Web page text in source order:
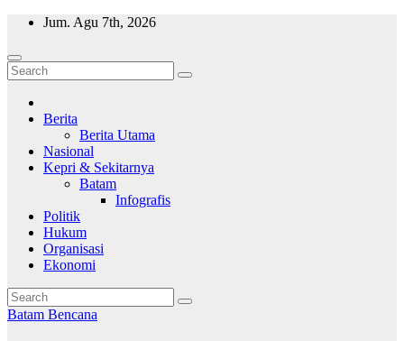
Skip
content
Jum. Agu 7th, 2026
Wajah Batam
CCTV nya kota Batam
Berita
Berita Utama
Nasional
Kepri & Sekitarnya
Batam
Infografis
Politik
Hukum
Organisasi
Ekonomi
Batam Bencana